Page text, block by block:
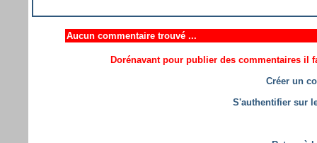
Aucun commentaire trouvé ...
Dorénavant pour publier des commentaires il
Créer un
S'authentifier sur